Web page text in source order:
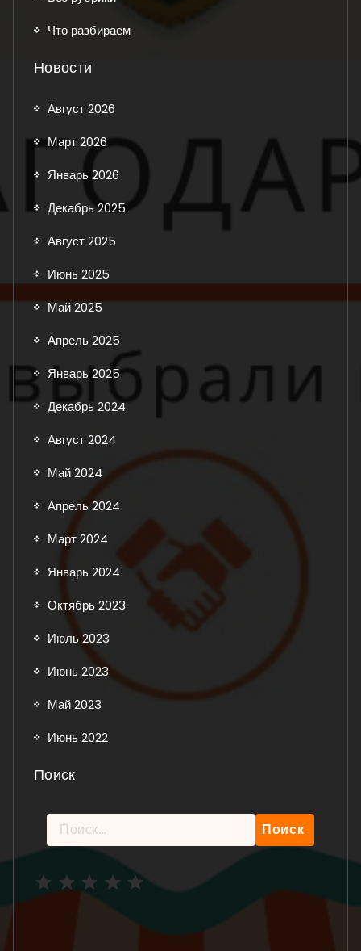
Что разбираем
Новости
Август 2026
Март 2026
Январь 2026
Декабрь 2025
Август 2025
Июнь 2025
Май 2025
Апрель 2025
Январь 2025
Декабрь 2024
Август 2024
Май 2024
Апрель 2024
Март 2024
Январь 2024
Октябрь 2023
Июль 2023
Июнь 2023
Май 2023
Июнь 2022
Поиск
Найти: